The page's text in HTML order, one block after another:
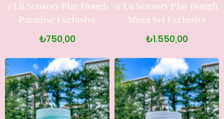
3’lü Sensory Play Dough
Paradise Exclusive
₺750,00
9’lu Sensory Play Dough
Mega Set Exclusive
₺1.550,00